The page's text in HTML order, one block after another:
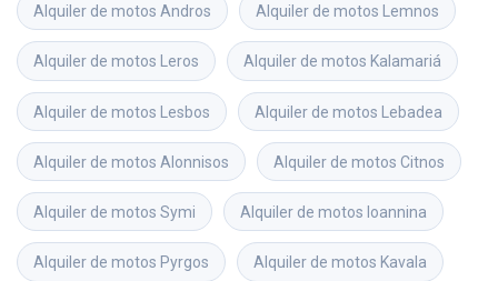
Alquiler de motos Andros Alquiler de motos Lemnos
Alquiler de motos Leros Alquiler de motos Kalamariá
Alquiler de motos Lesbos Alquiler de motos Lebadea
Alquiler de motos Alonnisos Alquiler de motos Citnos
Alquiler de motos Symi Alquiler de motos Ioannina
Alquiler de motos Pyrgos Alquiler de motos Kavala